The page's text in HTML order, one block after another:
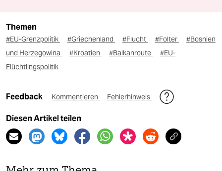
Themen
#EU-Grenzpolitik #Griechenland #Flucht #Folter
#Bosnien
und Herzegowina
#Kroatien #Balkanroute
#EU-
Flüchtlingspolitik
Feedback Kommentieren Fehlerhinweis
Diesen Artikel teilen